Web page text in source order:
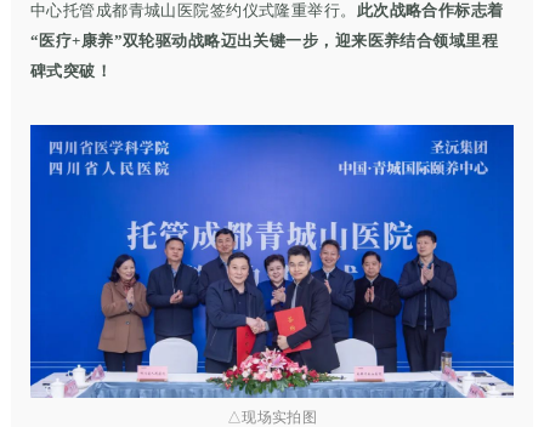
中心托管成都青城山医院签约仪式隆重举行。 此次战略合作标志着
“医疗+康养”双轮驱动战略迈出关键一步，迎来 医养结合领域里程
碑式突破 ！
△现场实拍图